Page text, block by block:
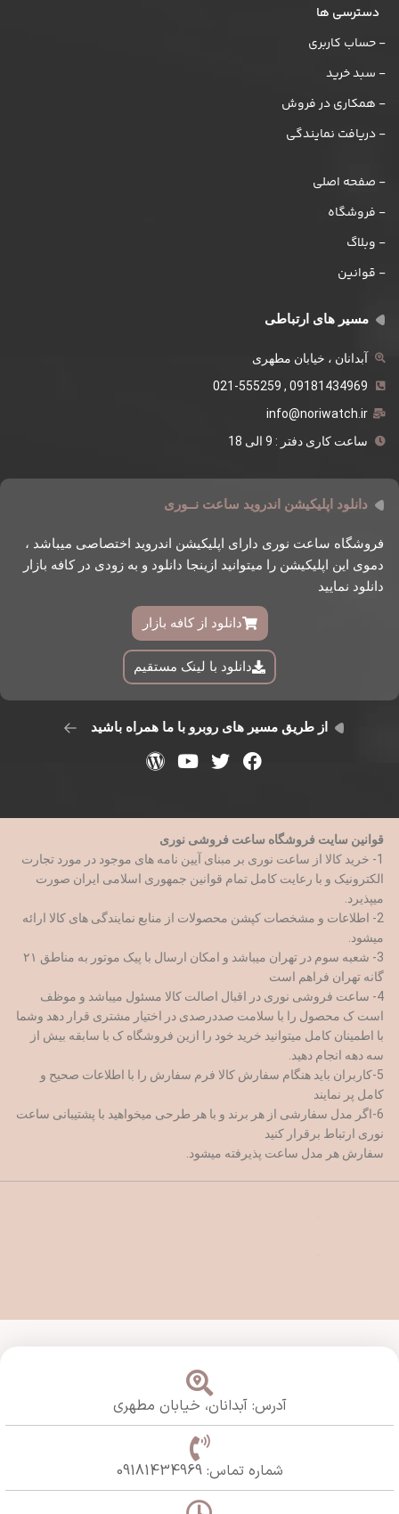
دسترسی ها
- حساب کاربری
- سبد خرید
- همکاری در فروش
- دریافت نمایندگی
- صفحه اصلی
- فروشگاه
- وبلاگ
- قوانین
مسیر های ارتباطی
آبدانان ، خیابان مطهری
09181434969 , 021-555259
info@noriwatch.ir
ساعت کاری دفتر : 9 الی 18
دانلود اپلیکیشن اندروید ساعت نــوری
فروشگاه ساعت نوری دارای اپلیکیشن اندروید اختصاصی میباشد ،
دموی این اپلیکیشن را میتوانید ازینجا دانلود و به زودی در کافه بازار
دانلود نمایید
دانلود از کافه بازار
دانلود با لینک مستقیم
از طریق مسیر های روبرو با ما همراه باشید
قوانین سایت فروشگاه ساعت فروشی نوری
1- خرید کالا از ساعت نوری بر مبنای آیین نامه های موجود در مورد تجارت
الکترونیک و با رعایت کامل تمام قوانین جمهوری اسلامی ایران صورت
میپذیرد.
2- اطلاعات و مشخصات کپشن محصولات از منابع نمایندگی های کالا ارائه
میشود.
3- شعبه سوم در تهران میباشد و امکان ارسال با پیک موتور به مناطق ۲۱
گانه تهران فراهم است
4- ساعت فروشی نوری در اقبال اصالت کالا مسئول میباشد و موظف
است ک محصول را با سلامت صددرصدی در اختیار مشتری قرار دهد وشما
با اطمینان کامل میتوانید خرید خود را ازین فروشگاه ک با سابقه بیش از
سه دهه انجام دهید.
5-کاربران باید هنگام سفارش کالا فرم سفارش را با اطلاعات صحیح و
کامل پر نمایند
6-اگر مدل سفارشی از هر برند و با هر طرحی میخواهید با پشتیبانی ساعت
نوری ارتباط برقرار کنید
سفارش هر مدل ساعت پذیرفته میشود.
آدرس: آبدانان، خیابان مطهری
شماره تماس: 09181434969